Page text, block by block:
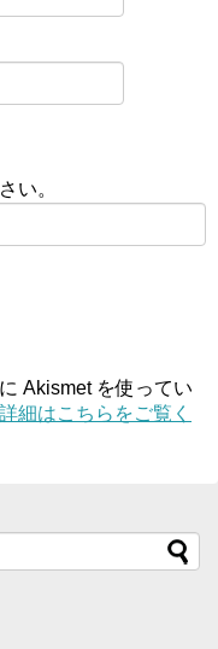
い。
Akismet を使ってい
細はこちらをご覧く